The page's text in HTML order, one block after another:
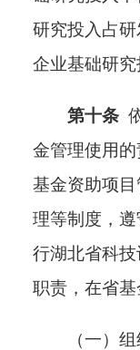
研究投入占
企业基础研究
第十条
金管理使用
基金资助项
理等制度，
行湖北省科
职责 ， 在省
（一）